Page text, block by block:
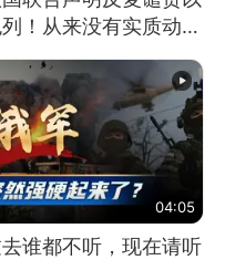
！从来没有实质动
！根源是惧怕美国
04:05
谁都不听，现在请听